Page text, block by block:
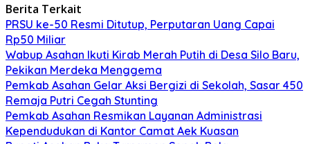
Berita Terkait
PRSU ke-50 Resmi Ditutup, Perputaran Uang Capai
Rp50 Miliar
Wabup Asahan Ikuti Kirab Merah Putih di Desa Silo Baru,
Pekikan Merdeka Menggema
Pemkab Asahan Gelar Aksi Bergizi di Sekolah, Sasar 450
Remaja Putri Cegah Stunting
Pemkab Asahan Resmikan Layanan Administrasi
Kependudukan di Kantor Camat Aek Kuasan